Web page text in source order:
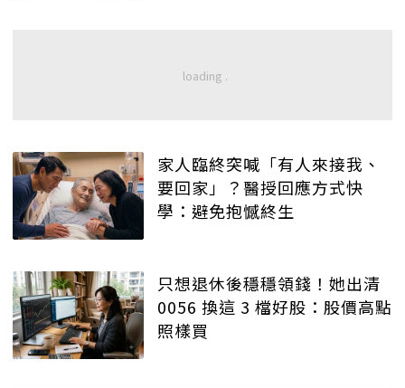
家人臨終突喊「有人來接我、
要回家」？醫授回應方式快
學：避免抱憾終生
只想退休後穩穩領錢！她出清
0056 換這 3 檔好股：股價高點
照樣買